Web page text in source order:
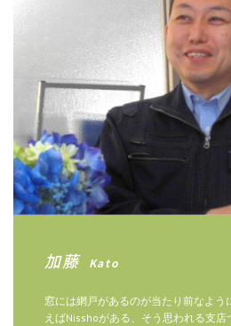
加藤 Kato
窓には網戸があるのが当たり前なよ
えばNisshoがある、そう思われる支